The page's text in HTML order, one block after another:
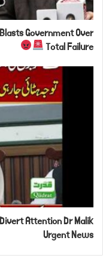
Government Over
Total Failure
Attention Dr Malik
Urgent News